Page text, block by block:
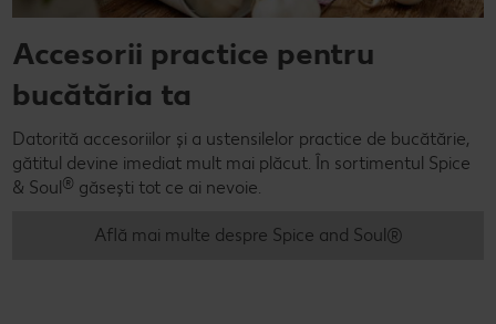
Accesorii practice pentru
bucătăria ta
Datorită accesoriilor și a ustensilelor practice de bucătărie,
gătitul devine imediat mult mai plăcut. În sortimentul Spice
& Soul® găsești tot ce ai nevoie.
Află mai multe despre Spice and Soul®